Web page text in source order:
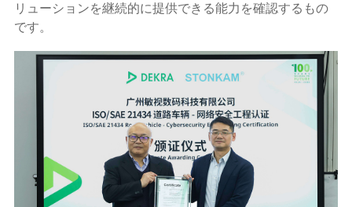
リューションを継続的に提供できる能力を確認するもの
です。